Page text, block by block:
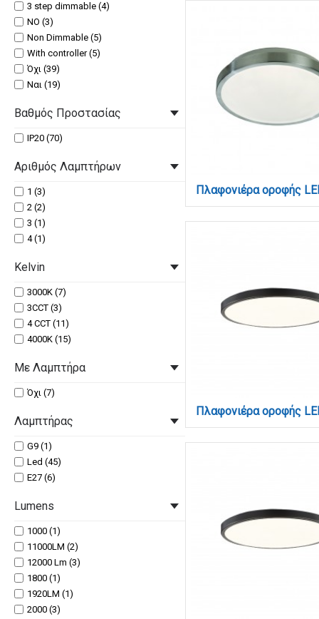
Χρυσαφί, Λευκό (3)
Χρώμιο (7)
Χρώμιο, Διάφανο (1)
Χρώμιο, Λευκό (1)
3 step dimmable (4)
NO (3)
Non Dimmable (5)
With controller (5)
Όχι (39)
Ναι (19)
Βαθμός Προστασίας
IP20 (70)
Αριθμός Λαμπτήρων
1 (3)
2 (2)
3 (1)
4 (1)
Kelvin
3000Κ (7)
3CCT (3)
4 CCT (11)
4000Κ (15)
Με Λαμπτήρα
Όχι (7)
Λαμπτήρας
G9 (1)
Led (45)
Ε27 (6)
Lumens
1000 (1)
11000LM (2)
12000 Lm (3)
1800 (1)
1920LM (1)
2000 (3)